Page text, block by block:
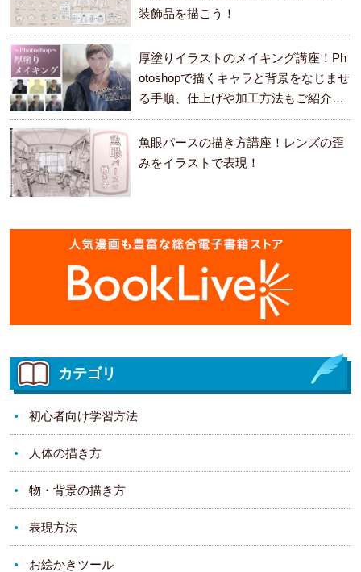
装飾品を描こう！
厚塗りイラストのメイキング講座！Ph
otoshopで描くキャラと背景をなじませ
る手順、仕上げや加工方法もご紹介し
ます。
魚眼パースの描き方講座！レンズの歪
みをイラストで表現！
カテゴリ
初心者向け学習方法
人体の描き方
物・背景の描き方
表現方法
お絵かきツール